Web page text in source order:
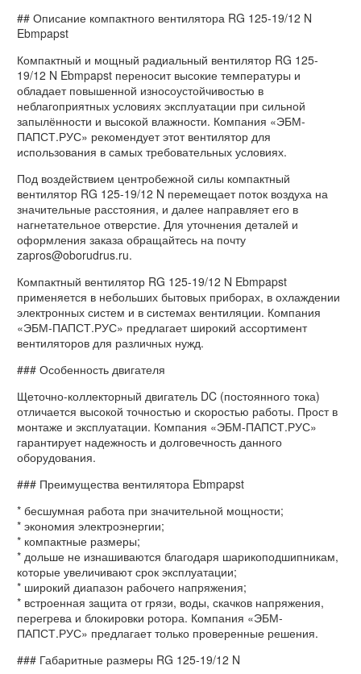
## Описание компактного вентилятора RG 125-19/12 N
Ebmpapst
Компактный и мощный радиальный вентилятор RG 125-
19/12 N Ebmpapst переносит высокие температуры и
обладает повышенной износоустойчивостью в
неблагоприятных условиях эксплуатации при сильной
запылённости и высокой влажности. Компания «ЭБМ-
ПАПСТ.РУС» рекомендует этот вентилятор для
использования в самых требовательных условиях.
Под воздействием центробежной силы компактный
вентилятор RG 125-19/12 N перемещает поток воздуха на
значительные расстояния, и далее направляет его в
нагнетательное отверстие. Для уточнения деталей и
оформления заказа обращайтесь на почту
zapros@oborudrus.ru.
Компактный вентилятор RG 125-19/12 N Ebmpapst
применяется в небольших бытовых приборах, в охлаждении
электронных систем и в системах вентиляции. Компания
«ЭБМ-ПАПСТ.РУС» предлагает широкий ассортимент
вентиляторов для различных нужд.
### Особенность двигателя
Щеточно-коллекторный двигатель DC (постоянного тока)
отличается высокой точностью и скоростью работы. Прост в
монтаже и эксплуатации. Компания «ЭБМ-ПАПСТ.РУС»
гарантирует надежность и долговечность данного
оборудования.
### Преимущества вентилятора Ebmpapst
* бесшумная работа при значительной мощности;
* экономия электроэнергии;
* компактные размеры;
* дольше не изнашиваются благодаря шарикоподшипникам,
которые увеличивают срок эксплуатации;
* широкий диапазон рабочего напряжения;
* встроенная защита от грязи, воды, скачков напряжения,
перегрева и блокировки ротора. Компания «ЭБМ-
ПАПСТ.РУС» предлагает только проверенные решения.
### Габаритные размеры RG 125-19/12 N